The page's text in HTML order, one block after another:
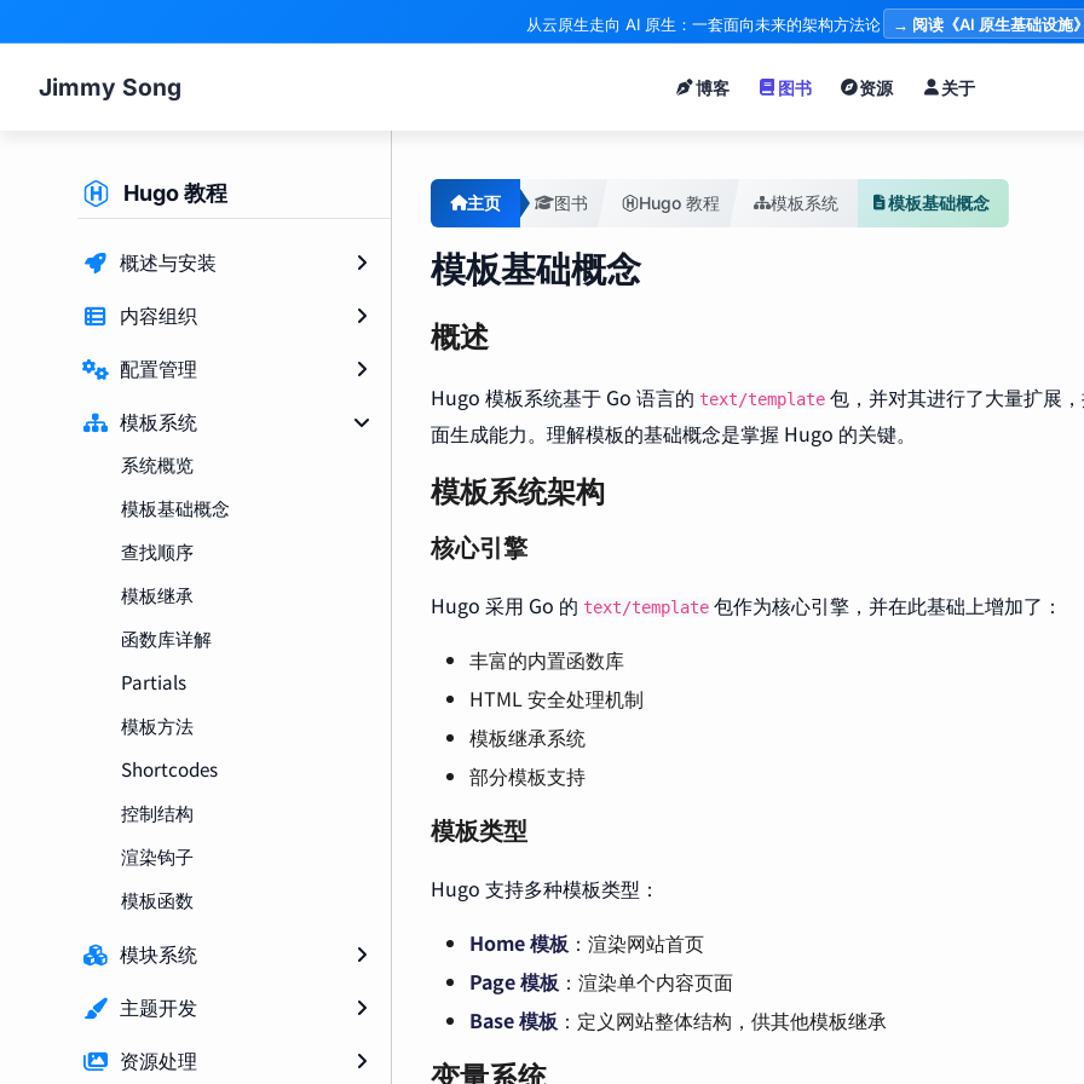
从云原生走向 AI 原生：一套面向未来的架构方法论 → 阅读《AI 原生基础设施》
Jimmy Song 博客 图书 资源 关于
Hugo 教程
概述与安装
内容组织
配置管理
模板系统
系统概览
模板基础概念
查找顺序
模板继承
函数库详解
Partials
模板方法
Shortcodes
控制结构
渲染钩子
模板函数
模块系统
主题开发
资源处理
主页 图书 Hugo 教程 模板系统 模板基础概念
模板基础概念
概述
Hugo 模板系统基于 Go 语言的 text/template 包，并对其进行了大量扩展
面生成能力。理解模板的基础概念是掌握 Hugo 的关键。
模板系统架构
核心引擎
Hugo 采用 Go 的 text/template 包作为核心引擎，并在此基础上增加了：
丰富的内置函数库
HTML 安全处理机制
模板继承系统
部分模板支持
模板类型
Hugo 支持多种模板类型：
Home 模板 ：渲染网站首页
Page 模板 ：渲染单个内容页面
Base 模板 ：定义网站整体结构，供其他模板继承